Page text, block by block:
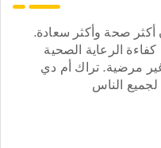
صحة وأكثر سعادة.
الرعاية الصحية
غير مرضية. تراك أم دي
الناس